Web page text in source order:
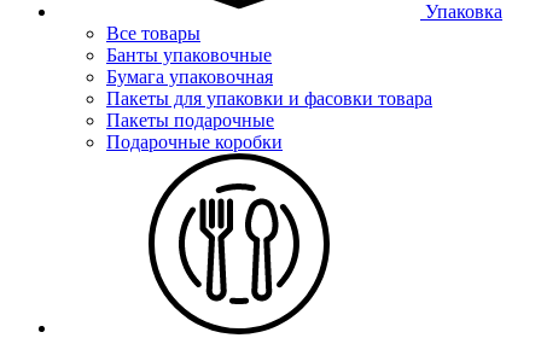
Упаковка
Все товары
Банты упаковочные
Бумага упаковочная
Пакеты для упаковки и фасовки товара
Пакеты подарочные
Подарочные коробки